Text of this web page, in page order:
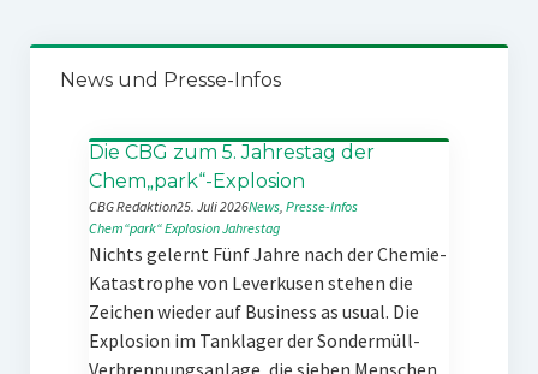
News und Presse-Infos
Die CBG zum 5. Jahrestag der
Chem„park“-Explosion
CBG Redaktion25. Juli 2026News, Presse-Infos
Chem“park“ExplosionJahrestag
Nichts gelernt Fünf Jahre nach der Chemie-
Katastrophe von Leverkusen stehen die
Zeichen wieder auf Business as usual. Die
Explosion im Tanklager der Sondermüll-
Verbrennungsanlage, die sieben Menschen